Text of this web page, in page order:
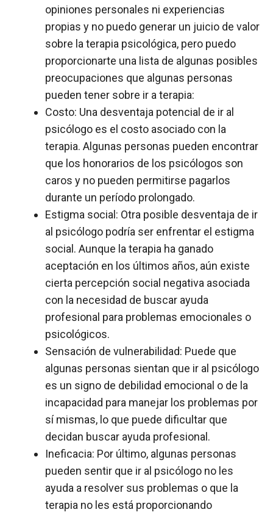
opiniones personales ni experiencias
propias y no puedo generar un juicio de valor
sobre la terapia psicológica, pero puedo
proporcionarte una lista de algunas posibles
preocupaciones que algunas personas
pueden tener sobre ir a terapia:
Costo: Una desventaja potencial de ir al
psicólogo es el costo asociado con la
terapia. Algunas personas pueden encontrar
que los honorarios de los psicólogos son
caros y no pueden permitirse pagarlos
durante un período prolongado.
Estigma social: Otra posible desventaja de ir
al psicólogo podría ser enfrentar el estigma
social. Aunque la terapia ha ganado
aceptación en los últimos años, aún existe
cierta percepción social negativa asociada
con la necesidad de buscar ayuda
profesional para problemas emocionales o
psicológicos.
Sensación de vulnerabilidad: Puede que
algunas personas sientan que ir al psicólogo
es un signo de debilidad emocional o de la
incapacidad para manejar los problemas por
sí mismas, lo que puede dificultar que
decidan buscar ayuda profesional.
Ineficacia: Por último, algunas personas
pueden sentir que ir al psicólogo no les
ayuda a resolver sus problemas o que la
terapia no les está proporcionando